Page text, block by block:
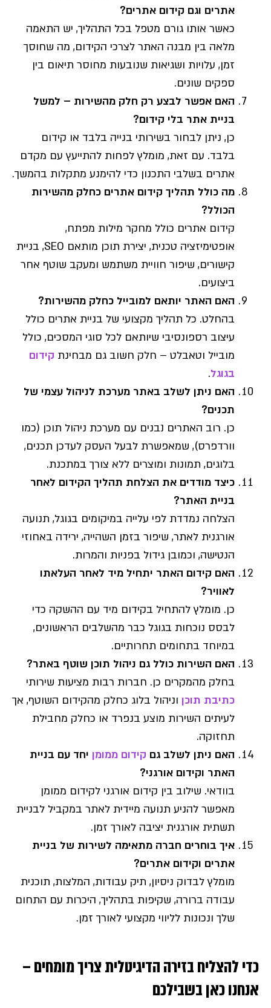
אתרים וגם קידום אתרים?
כאשר אותו גורם מטפל בכל התהליך, יש התאמה
מלאה בין מבנה האתר לצרכי הקידום, מה שחוסך
זמן, עלויות ושגיאות שנובעות מחוסר תיאום בין
ספקים שונים.
האם אפשר לבצע רק חלק מהשירות – למשל
בניית אתר בלי קידום?
כן, ניתן לבחור בשירותי בנייה בלבד או קידום
בלבד. עם זאת, מומלץ לפחות להתייעץ עם מקדם
אתרים בשלבי התכנון כדי להימנע מתקלות בהמשך.
מה כולל תהליך קידום אתרים כחלק מהשירות
הכולל?
קידום אתרים כולל מחקר מילות מפתח,
אופטימיזציה טכנית, יצירת תוכן מותאם SEO, בניית
קישורים, שיפור חוויית משתמש ומעקב שוטף אחר
ביצועים.
האם האתר יותאם למובייל כחלק מהשירות?
בהחלט. כל תהליך מקצועי של בניית אתרים כולל
עיצוב רספונסיבי שיותאם לכל סוגי המסכים, כולל
מובייל וטאבלט – חלק חשוב גם מבחינת קידום
בגוגל.
האם ניתן לשלב באתר מערכת לניהול עצמי של
תכנים?
כן. רוב האתרים נבנים עם מערכת ניהול תוכן (כמו
וורדפרס), שמאפשרת לבעל העסק לעדכן תכנים,
בלוגים, תמונות ומוצרים ללא צורך במתכנת.
כיצד מודדים את הצלחת תהליך הקידום לאחר
בניית האתר?
הצלחה נמדדת לפי עלייה במיקומים בגוגל, תנועה
אורגנית לאתר, שיפור בזמן השהייה, ירידה באחוזי
הנטישה, וכמובן גידול בפניות והמרות.
האם קידום האתר יתחיל מיד לאחר העלאתו
לאוויר?
כן. מומלץ להתחיל בקידום מיד עם ההשקה כדי
לבסס נוכחות בגוגל כבר מהשלבים הראשונים,
במיוחד בתחומים תחרותיים.
האם השירות כולל גם ניהול תוכן שוטף באתר?
בחלק מהמקרים כן. חברות רבות מציעות שירותי
כתיבת תוכן וניהול בלוג כחלק מהקידום השוטף, אך
לעיתים השירות מוצע בנפרד או כחלק מחבילת
תחזוקה.
האם ניתן לשלב גם קידום ממומן יחד עם בניית
האתר וקידום אורגני?
בוודאי. שילוב בין קידום אורגני לקידום ממומן
מאפשר להניע תנועה מיידית לאתר במקביל לבניית
תשתית אורגנית יציבה לאורך זמן.
איך בוחרים חברה מתאימה לשירות של בניית
אתרים וקידום אתרים?
מומלץ לבדוק ניסיון, תיק עבודות, המלצות, תוכנית
עבודה ברורה, שקיפות בתהליך, היכרות עם התחום
שלך ונכונות לליווי מקצועי לאורך זמן.
כדי להצליח בזירה הדיגיטלית צריך מומחים –
אנחנו כאן בשבילכם